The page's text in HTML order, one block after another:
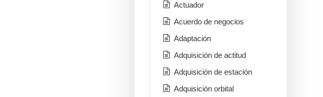
Actuador
Acuerdo de negocios
Adaptación
Adquisición de actitud
Adquisición de estación
Adquisición orbital